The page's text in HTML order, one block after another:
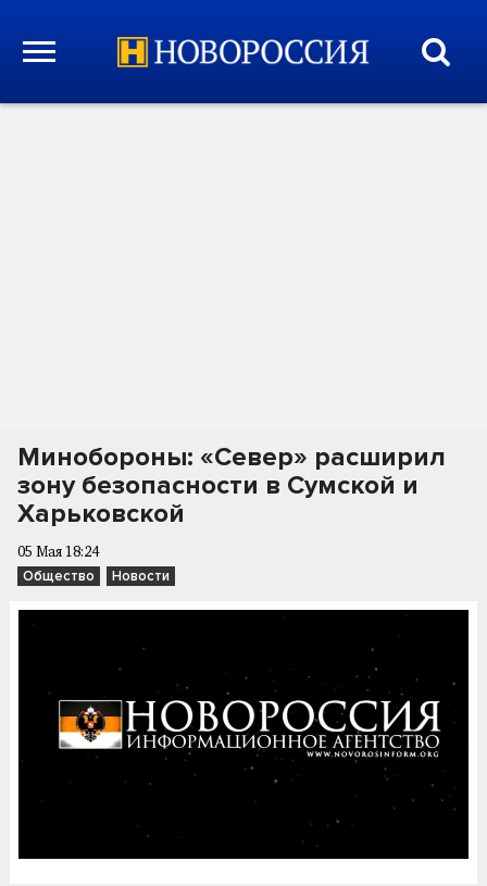
Минобороны: «Север» расширил
зону безопасности в Сумской и
Харьковской
05 Мая 18:24
Общество Новости